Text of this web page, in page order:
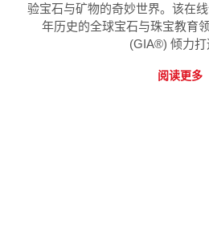
验宝石与矿物的奇妙世界。该在
年历史的全球宝石与珠宝教育
(GIA®) 倾力打
阅读更多